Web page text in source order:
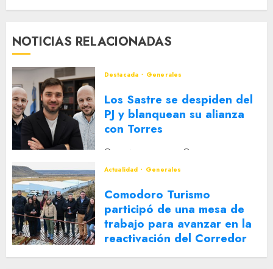
NOTICIAS RELACIONADAS
Destacada Generales
Los Sastre se despiden del
PJ y blanquean su alianza
con Torres
2 DE AGOSTO DE 2026
Actualidad
Generales
Comodoro Turismo
participó de una mesa de
trabajo para avanzar en la
reactivación del Corredor
Turístico Integrado